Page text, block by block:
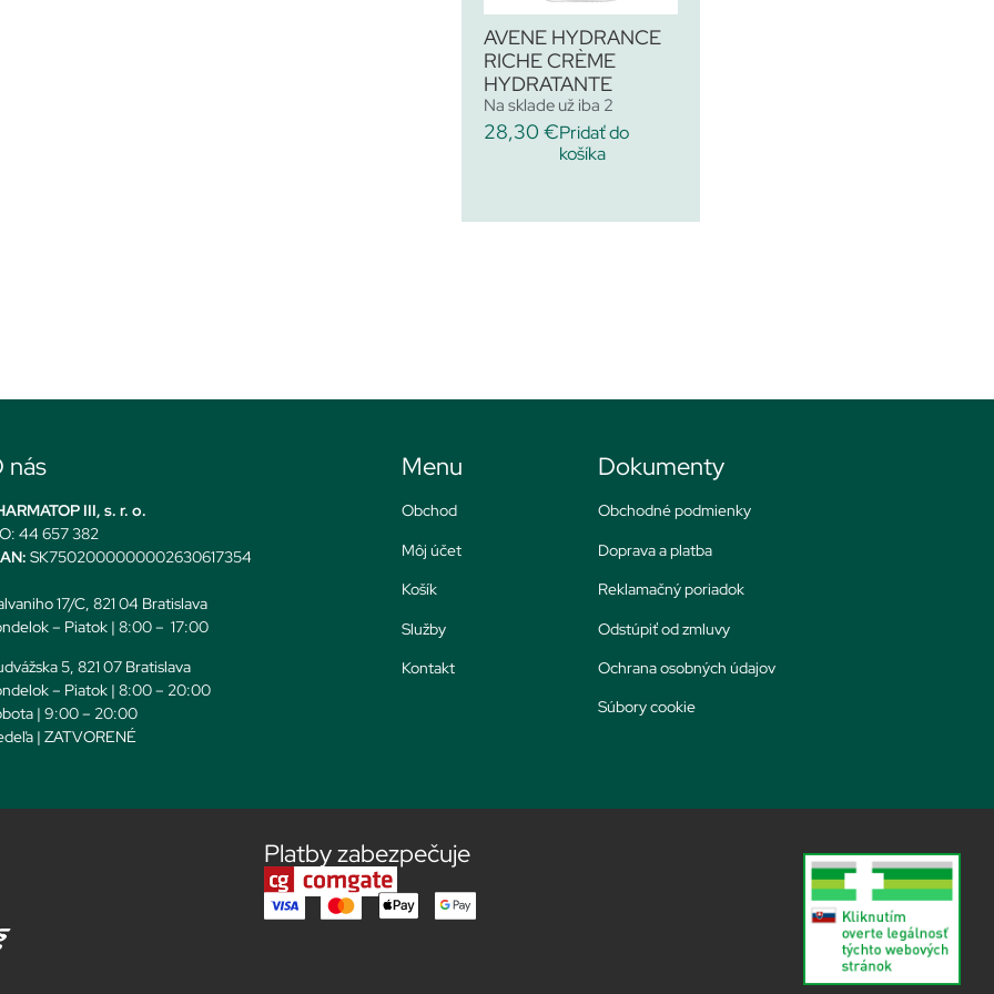
AVENE HYDRANCE
RICHE CRÈME
HYDRATANTE
Na sklade už iba 2
28,30 €Pridať do
košíka
nás
III, s. r. o.
44 657 382
SK7502000000002630617354
17/C, 821 04 Bratislava
– Piatok | 8:00 – 17:00
5, 821 07 Bratislava
– Piatok | 8:00 – 20:00
| 9:00 – 20:00
| ZATVORENÉ
Menu
Obchod
Môj účet
Košík
Služby
Kontakt
Dokumenty
Obchodné podmienky
Doprava a platba
Reklamačný poriadok
Odstúpiť od zmluvy
Ochrana osobných údajov
Súbory cookie
Platby zabezpečuje